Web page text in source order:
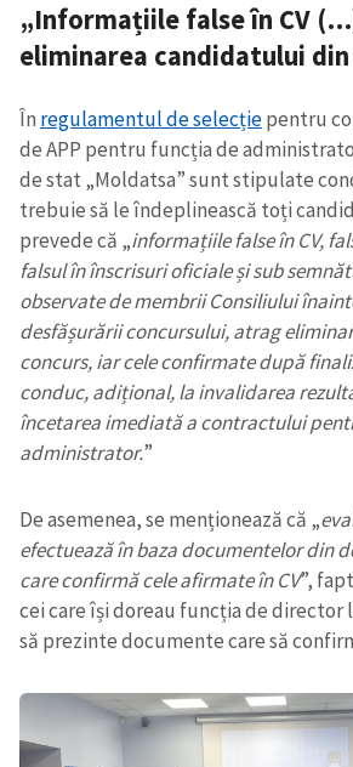
„Informațiile false în CV
eliminarea candidatului din
În regulamentul de selecțiepentru
de APP pentru funcția de
de stat „Moldatsa” sunt stipulate
trebuie să le îndeplinească toți
prevede că „informațiile false în CV,
falsul în înscrisuri oficiale și sub
observate de membrii Consiliului
desfășurării concursului, atrag
concurs, iar cele confirmate după
conduc, adițional, la invalidarea
încetarea imediată a contractului
administrator.”
De asemenea, se menționează că „
efectuează în baza documentelor din
care confirmă cele afirmate în CV”,
cei care își doreau funcția de director
să prezinte documente care să